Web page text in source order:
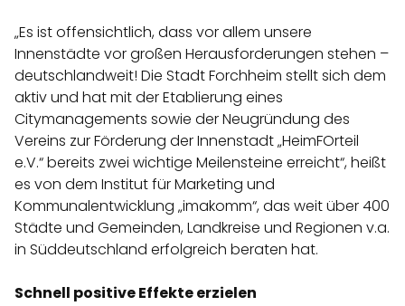
„Es ist offensichtlich, dass vor allem unsere
Innenstädte vor großen Herausforderungen stehen –
deutschlandweit! Die Stadt Forchheim stellt sich dem
aktiv und hat mit der Etablierung eines
Citymanagements sowie der Neugründung des
Vereins zur Förderung der Innenstadt „HeimFOrteil
e.V.“ bereits zwei wichtige Meilensteine erreicht“, heißt
es von dem Institut für Marketing und
Kommunalentwicklung „imakomm“, das weit über 400
Städte und Gemeinden, Landkreise und Regionen v.a.
in Süddeutschland erfolgreich beraten hat.
Schnell positive Effekte erzielen